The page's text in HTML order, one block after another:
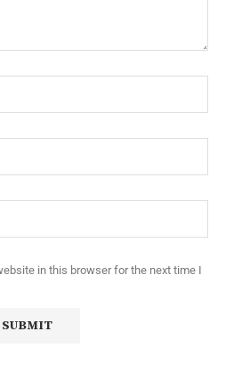
in this browser for the next time I